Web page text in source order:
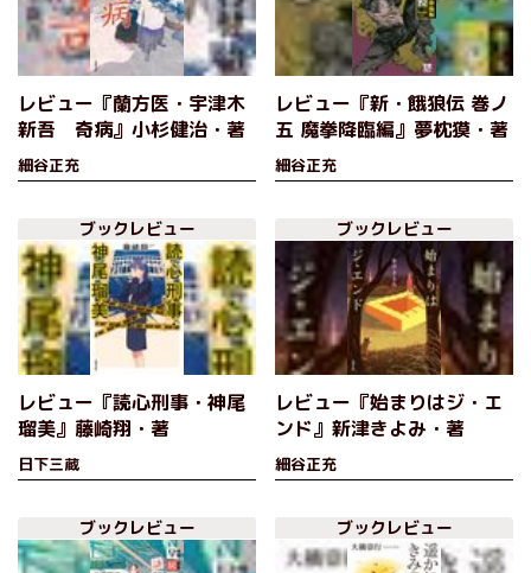
レビュー『蘭方医・宇津木
新吾 奇病』小杉健治・著
細谷正充
レビュー『新・餓狼伝 巻ノ
五 魔拳降臨編』夢枕獏・著
細谷正充
ブックレビュー
レビュー『読心刑事・神尾
瑠美』藤崎翔・著
日下三蔵
ブックレビュー
レビュー『始まりはジ・エ
ンド』新津きよみ・著
細谷正充
ブックレビュー ブックレビュー